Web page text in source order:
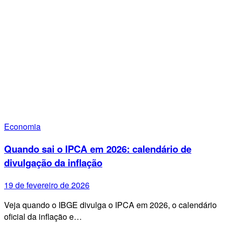
Economia
Quando sai o IPCA em 2026: calendário de
divulgação da inflação
19 de fevereiro de 2026
Veja quando o IBGE divulga o IPCA em 2026, o calendário
oficial da inflação e…